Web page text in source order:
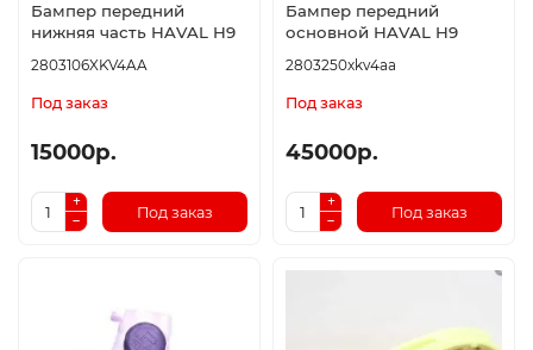
Бампер передний
нижняя часть HAVAL H9
2803106XKV4AA
Под заказ
15000р.
Под заказ
Бампер передний
основной HAVAL H9
2803250xkv4aa
Под заказ
45000р.
Под заказ